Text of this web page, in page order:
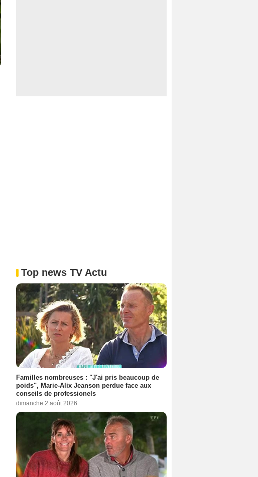
Top news TV Actu
Familles nombreuses : "J'ai pris beaucoup de
poids", Marie-Alix Jeanson perdue face aux
conseils de professionels
dimanche 2 août 2026